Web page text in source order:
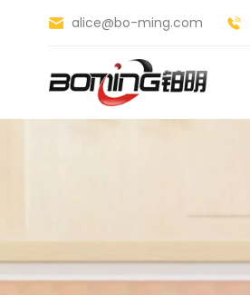
alice@bo-ming.com